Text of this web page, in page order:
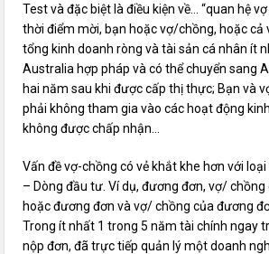
Test và đặc biệt là điều kiện về… “quan hệ
thời điểm mời, bạn hoặc vợ/chồng, hoặc cả
tổng kinh doanh ròng và tài sản cá nhân ít
Australia hợp pháp và có thể chuyển sang
hai năm sau khi được cấp thị thực; Bạn và
phải không tham gia vào các hoạt động
không được chấp nhận…
Vấn đề vợ-chồng có vẻ khắt khe hơn với
– Dòng đầu tư. Ví dụ, đương đơn, vợ/
hoặc đương đơn và vợ/ chồng của đương
Trong ít nhất 1 trong 5 năm tài chính ngay
nộp đơn, đã trực tiếp quản lý một doanh